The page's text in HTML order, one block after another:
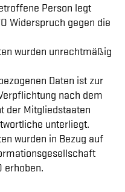
Person legt
Widerspruch gegen die
wurden unrechtmäßig
Daten ist zur
nach dem
der Mitgliedstaaten
unterliegt.
wurden in Bezug auf
erhoben.